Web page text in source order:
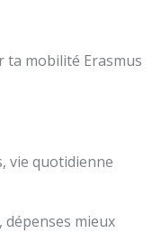
ta mobilité Erasmus
vie quotidienne
dépenses mieux